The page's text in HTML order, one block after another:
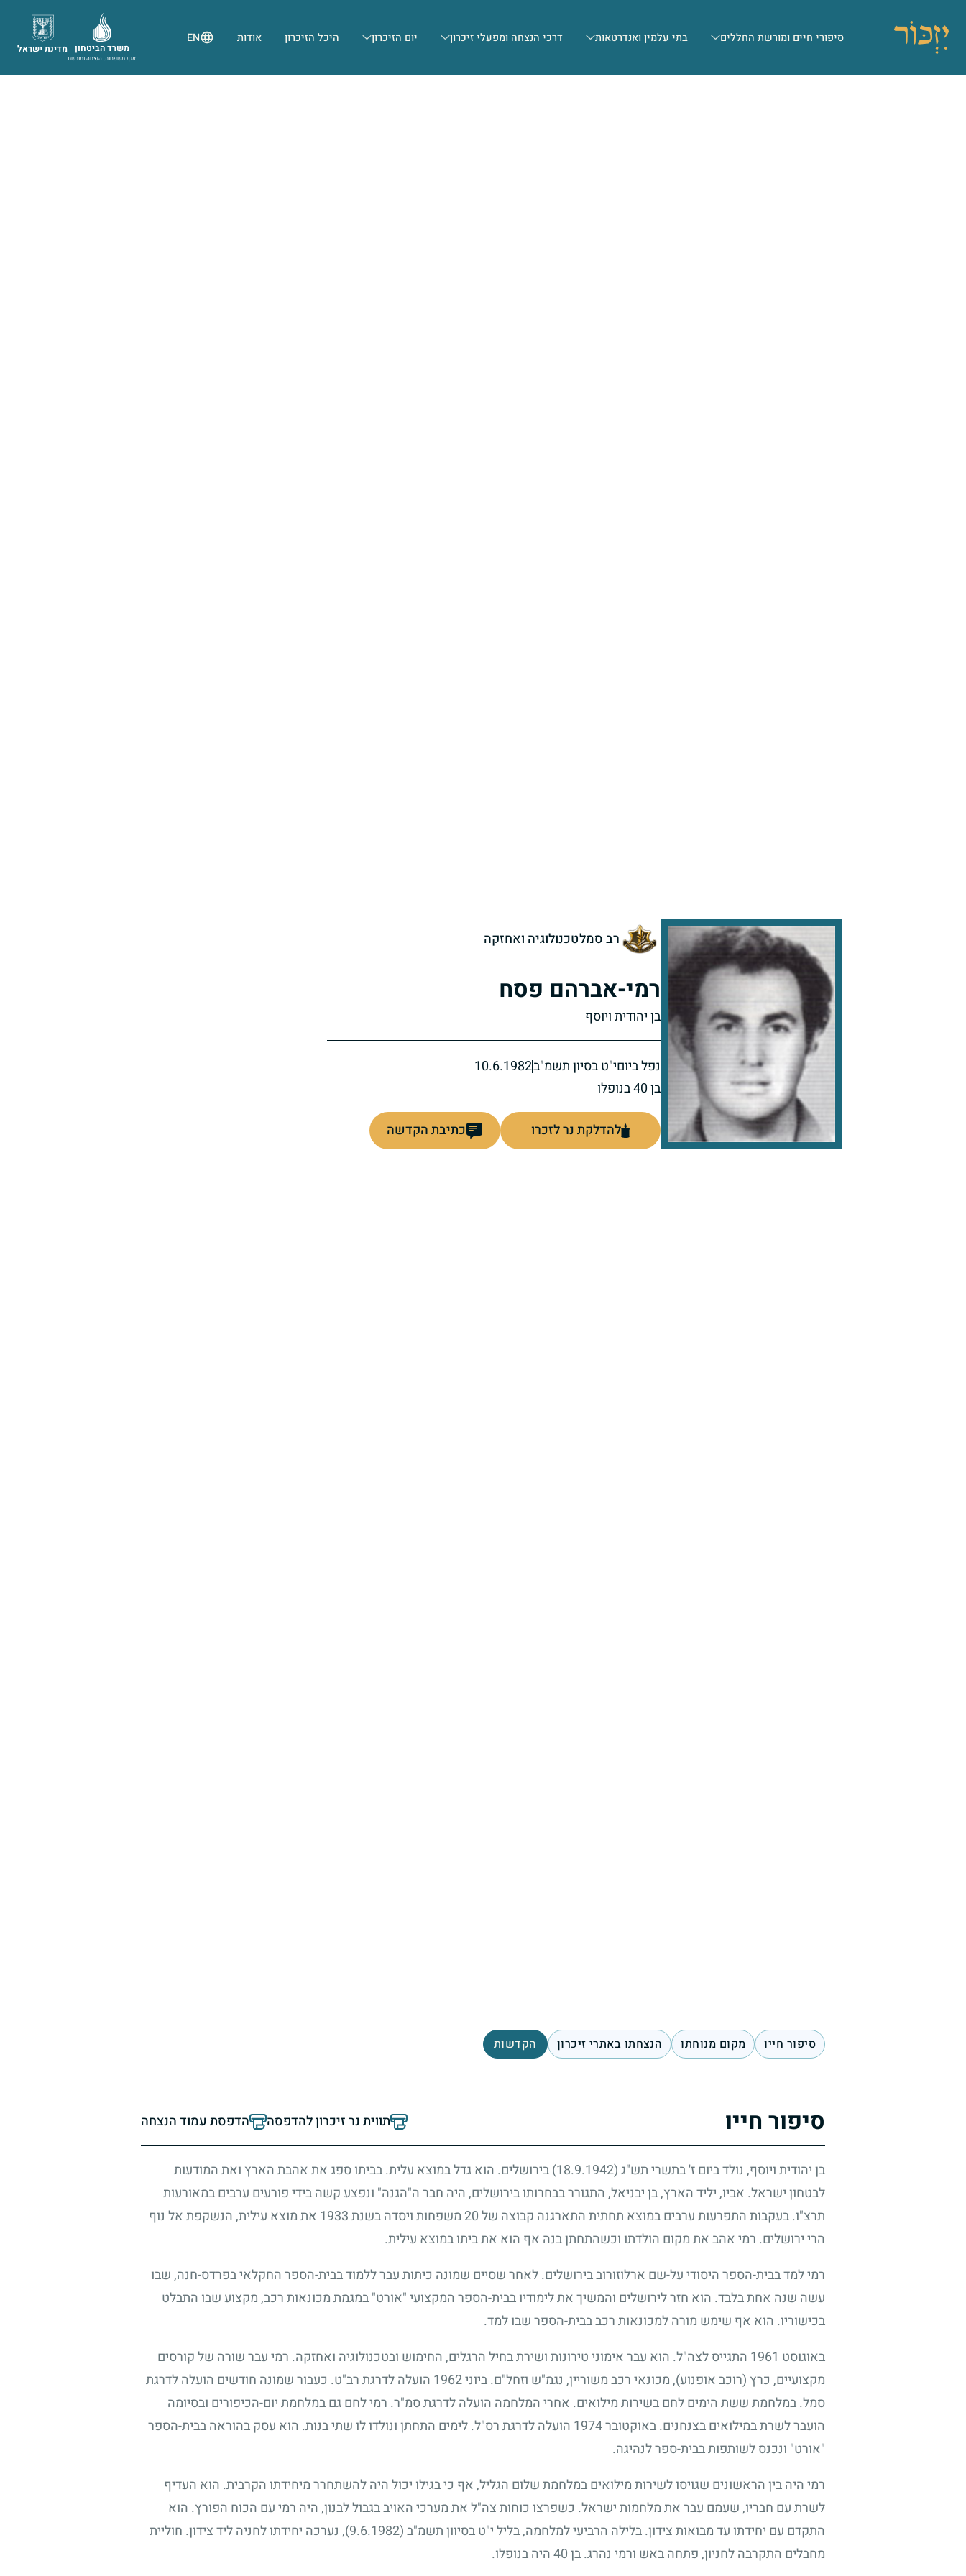
סיפורי חיים ומורשת החללים בתי עלמין ואנדרטאות דרכי הנצחה ומפעלי זיכרון יום הזיכרון היכל הזיכרון אודות EN
מדינת ישראל משרד הביטחון
אגף משפחות, הנצחה ומורשת
רב סמלטכנולוגיה ואחזקה
רמי-אברהם פסח
בן יהודית ויוסף
נפל ביוםי"ט בסיון תשמ"ב10.6.1982
בן 40 בנופלו
להדלקת נר לזכרו כתיבת הקדשה
סיפור חייו מקום מנוחתו הנצחתו באתרי זיכרון הקדשות
סיפור חייו תווית נר זיכרון להדפסה הדפסת עמוד הנצחה
בן יהודית ויוסף, נולד ביום ז' בתשרי תש"ג(18.9.1942)
בירושלים. הוא גדל במוצא עלית. בביתו ספג את אהבת הארץ ואת המודעות
לבטחון ישראל. אביו, יליד הארץ, בן יבניאל, התגורר בבחרותו בירושלים, היה חבר ה"הגנה" ונפצע קשה בידי פורעים ערבים במאורעות
תרצ"ו. בעקבות התפרעות ערבים במוצא תחתית התארגנה קבוצה של20 משפחות ויסדה בשנת1933 את מוצא עילית, הנשקפת אל נוף
הרי ירושלים. רמי אהב את מקום הולדתו וכשהתחתן בנה אף הוא את ביתו במוצא עילית.
רמי למד בבית-הספר היסודי על-שם ארלוזורוב בירושלים. לאחר שסיים שמונה כיתות עבר ללמוד בבית-הספר החקלאי בפרדס-חנה, שבו
עשה שנה אחת בלבד. הוא חזר לירושלים והמשיך את לימודיו בבית-הספר המקצועי "אורט" במגמת מכונאות רכב, מקצוע שבו התבלט
בכישוריו. הוא אף שימש מורה למכונאות רכב בבית-הספר שבו למד.
באוגוסט 1961 התגייס לצה"ל. הוא עבר אימוני טירונות ושירת בחיל הרגלים, החימוש ובטכנולוגיה ואחזקה. רמי עבר שורה של קורסים
מקצועיים, כרץ (רוכב אופנוע), מכונאי רכב משוריין, נגמ"ש וזחל"ם. ביוני1962 הועלה לדרגת רב"ט. כעבור שמונה חודשים הועלה לדרגת
סמל. במלחמת ששת הימים לחם בשירות מילואים. אחרי המלחמה הועלה לדרגת סמ"ר. רמי לחם גם במלחמת יום-הכיפורים ובסיומה
הועבר לשרת במילואים בצנחנים. באוקטובר1974 הועלה לדרגת רס"ל. לימים התחתן ונולדו לו שתי בנות. הוא עסק בהוראה בבית-הספר
"אורט" ונכנס לשותפות בבית-ספר לנהיגה.
רמי היה בין הראשונים שגויסו לשירות מילואים במלחמת שלום הגליל, אף כי בגילו יכול היה להשתחרר מיחידתו הקרבית. הוא העדיף
לשרת עם חבריו, שעמם עבר את מלחמות ישראל. כשפרצו כוחות צה"ל את מערכי האויב בגבול לבנון, היה רמי עם הכוח הפורץ. הוא
התקדם עם יחידתו עד מבואות צידון. בלילה הרביעי למלחמה, בליל י"ט בסיוון תשמ"ב(9.6.1982)
, נערכה יחידתו לחניה ליד צידון. חוליית
מחבלים התקרבה לחניון, פתחה באש ורמי נהרג. בן40היה בנופלו.